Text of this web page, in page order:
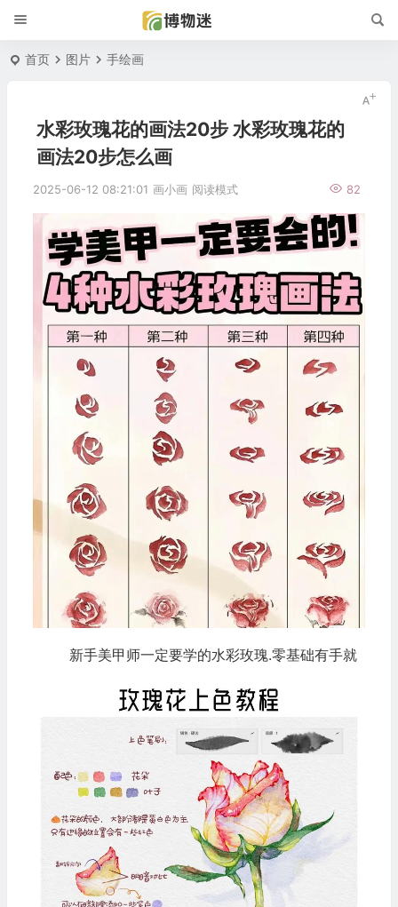
首页 图片 手绘画
水彩玫瑰花的画法20步 水彩玫瑰花的
画法20步怎么画
2025-06-12 08:21:01 画小画 82
阅读模式
新手美甲师一定要学的水彩玫瑰.零基础有手就